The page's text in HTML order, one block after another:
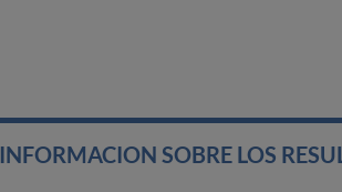
INFORMACION SOBRE LOS